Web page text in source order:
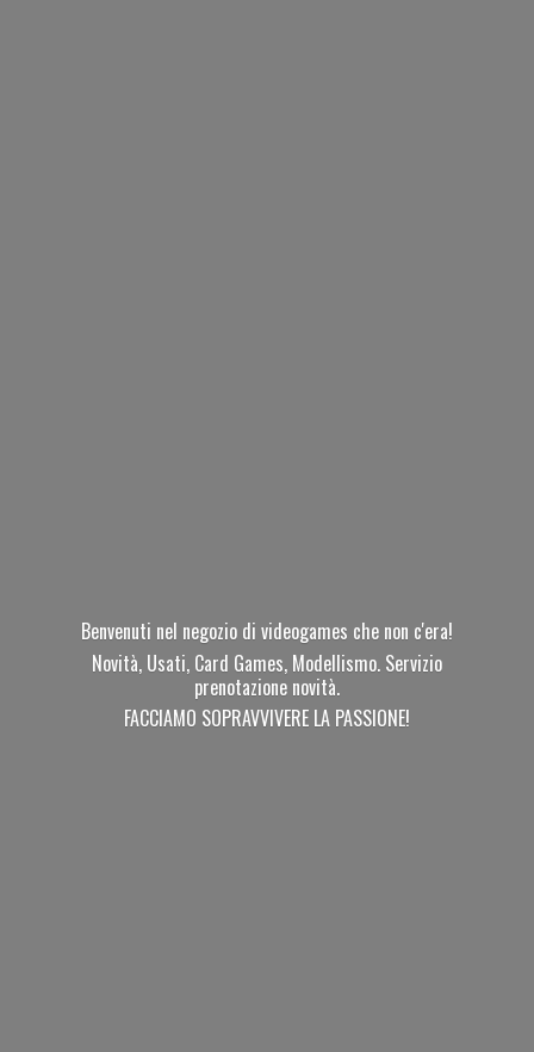
Benvenuti nel negozio di videogames che non c'era!
Novità, Usati, Card Games, Modellismo. Servizio
prenotazione novità.
FACCIAMO SOPRAVVIVERE LA PASSIONE!